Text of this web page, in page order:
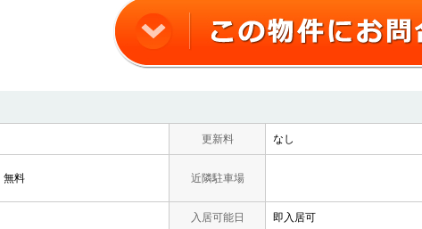
更新料 なし
料 近隣駐車場
入居可能日 即入居可